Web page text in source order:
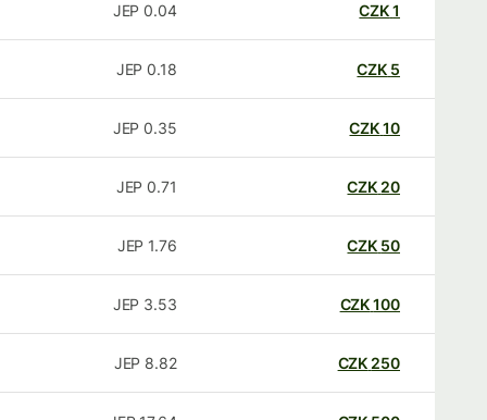
CZK
0.04
JEP
CZK
0.18
JEP
CZK
0.35
JEP
20
CZK
0.71
JEP
50
CZK
1.76
JEP
100
CZK
3.53
JEP
250
CZK
8.82
JEP